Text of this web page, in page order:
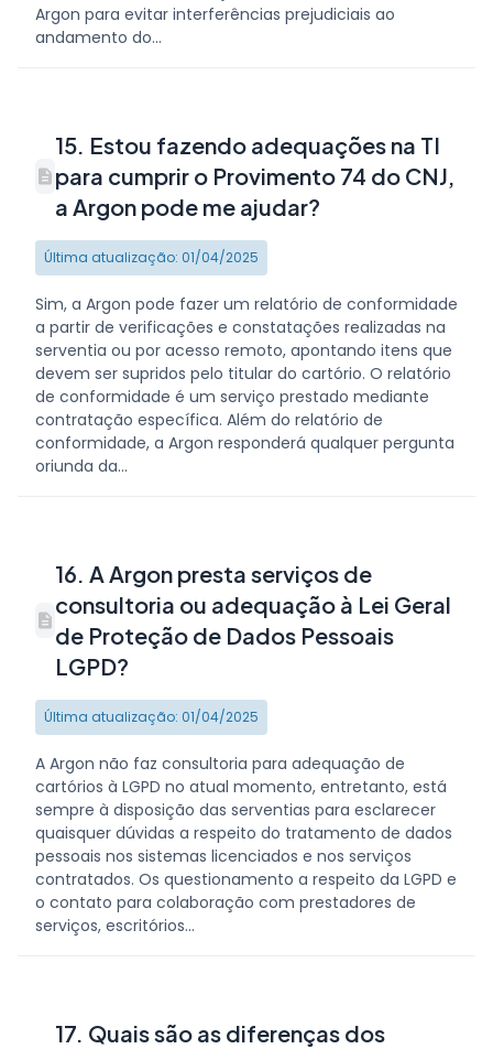
Argon para evitar interferências prejudiciais ao
andamento do...
15. Estou fazendo adequações na TI
para cumprir o Provimento 74 do CNJ,
a Argon pode me ajudar?
Última atualização: 01/04/2025
Sim, a Argon pode fazer um relatório de conformidade
a partir de verificações e constatações realizadas na
serventia ou por acesso remoto, apontando itens que
devem ser supridos pelo titular do cartório. O relatório
de conformidade é um serviço prestado mediante
contratação específica. Além do relatório de
conformidade, a Argon responderá qualquer pergunta
oriunda da...
16. A Argon presta serviços de
consultoria ou adequação à Lei Geral
de Proteção de Dados Pessoais
LGPD?
Última atualização: 01/04/2025
A Argon não faz consultoria para adequação de
cartórios à LGPD no atual momento, entretanto, está
sempre à disposição das serventias para esclarecer
quaisquer dúvidas a respeito do tratamento de dados
pessoais nos sistemas licenciados e nos serviços
contratados. Os questionamento a respeito da LGPD e
o contato para colaboração com prestadores de
serviços, escritórios...
17. Quais são as diferenças dos